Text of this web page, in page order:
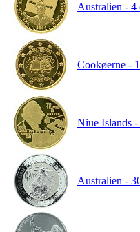
Australien - 4
Cookøerne -
Niue Islands
Australien -